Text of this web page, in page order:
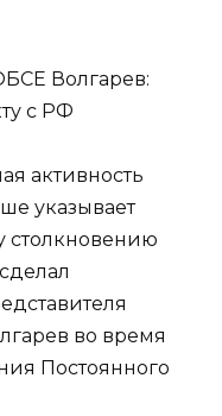
Волгарев:
с РФ
активность
указывает
столкновению
во время
Постоянного